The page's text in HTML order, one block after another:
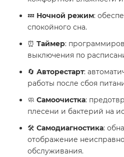
💤 Ночной режим:
спокойного сна.
⏰ Таймер:
выключения по
🔄 Авторестарт:
работы после сбоя
🧼 Самоочистка:
плесени и бактерий на
🛠️ Самодиагностика:
отображение
обслуживания.